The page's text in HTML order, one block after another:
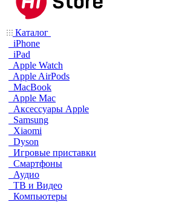
Каталог
iPhone
iPad
Apple Watch
Apple AirPods
MacBook
Apple Mac
Аксессуары Apple
Samsung
Xiaomi
Dyson
Игровые приставки
Смартфоны
Аудио
ТВ и Видео
Компьютеры